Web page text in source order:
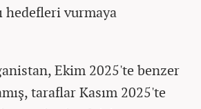
hedefleri vurmaya
Ekim 2025'te benzer
taraflar Kasım 2025'te